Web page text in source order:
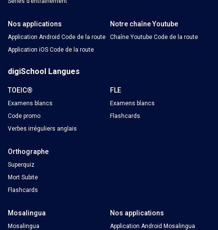
Nos applications
Application Android Code de la route
Application iOS Code de la route
Notre chaîne Youtube
Chaîne Youtube Code de la route
digiSchool Langues
TOEIC®
Examens blancs
Code promo
Verbes irréguliers anglais
FLE
Examens blancs
Flashcards
Orthographe
Superquiz
Mort Subite
Flashcards
Mosalingua
Mosalingua
Nos applications
Application Android Mosalingua